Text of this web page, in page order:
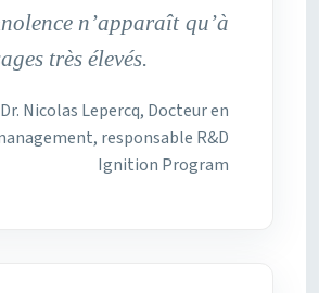
n’apparaît qu’à
très élevés.
Nicolas Lepercq, Docteur en
responsable R&D
Ignition Program